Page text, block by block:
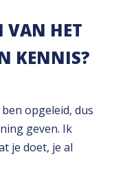
VAN HET
KENNIS?
opgeleid, dus
geven. Ik
je doet, je al